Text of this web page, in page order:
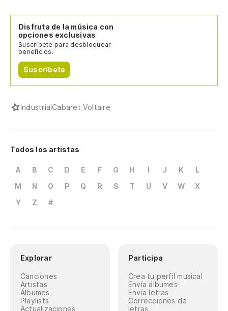
Disfruta de la música con
opciones exclusivas
Suscríbete para desbloquear
beneficios.
Suscríbete
IndustrialCabaret Voltaire
Todos los artistas
A B C D E F G H I J K
L
M
N O P Q R S T U V W
X
Y
Z #
Explorar
Canciones
Artistas
Álbumes
Playlists
Actualizaciones
Participa
Crea tu perfil musical
Envía álbumes
Envía letras
Correcciones de
letras